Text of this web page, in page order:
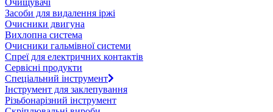
Засоби для видалення іржі
Очисники двигуна
Вихлопна система
Очисники гальмівної системи
Спреї для електричних контактів
Сервісні продукти
Спеціальний інструмент
Інструмент для заклепування
Різьбонарізний інструмент